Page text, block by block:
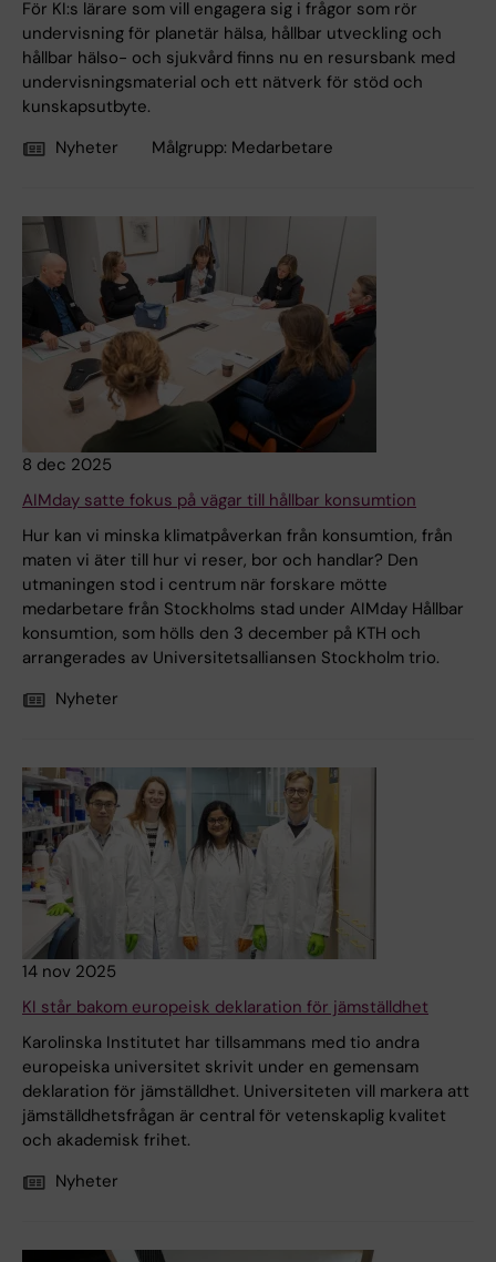
För KI:s lärare som vill engagera sig i frågor som rör
undervisning för planetär hälsa, hållbar utveckling och
hållbar hälso- och sjukvård finns nu en resursbank med
undervisningsmaterial och ett nätverk för stöd och
kunskapsutbyte.
Nyheter
Målgrupp: Medarbetare
8 dec 2025
AIMday satte fokus på vägar till hållbar konsumtion
Hur kan vi minska klimatpåverkan från konsumtion, från
maten vi äter till hur vi reser, bor och handlar? Den
utmaningen stod i centrum när forskare mötte
medarbetare från Stockholms stad under AIMday Hållbar
konsumtion, som hölls den 3 december på KTH och
arrangerades av Universitetsalliansen Stockholm trio.
Nyheter
14 nov 2025
KI står bakom europeisk deklaration för jämställdhet
Karolinska Institutet har tillsammans med tio andra
europeiska universitet skrivit under en gemensam
deklaration för jämställdhet. Universiteten vill markera att
jämställdhetsfrågan är central för vetenskaplig kvalitet
och akademisk frihet.
Nyheter